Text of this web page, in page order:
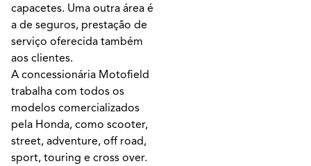
capacetes. Uma outra área é
a de seguros, prestação de
serviço oferecida também
aos clientes.
A concessionária Motofield
trabalha com todos os
modelos comercializados
pela Honda, como scooter,
street, adventure, off road,
sport, touring e cross over.